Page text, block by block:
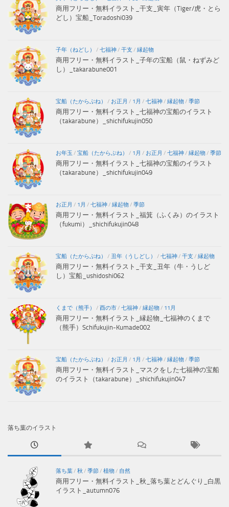
商用フリー・無料イラスト_干支_寅年（Tiger/虎・とら
どし）宝船_Toradoshi039
子年（ねどし） / 七福神 / 干支 / 縁起物
商用フリー・無料イラスト_子年の宝船（鼠・ねずみど
し）_takarabune001
宝船（たからぶね） / お正月 / 1月 / 七福神 / 縁起物 / 季節
商用フリー・無料イラスト_七福神の宝船のイラスト
（takarabune）_shichifukujin050
お年玉 / 宝船（たからぶね） / 1月 / お正月 / 七福神 / 縁起物 / 季節
商用フリー・無料イラスト_七福神の宝船のイラスト
（takarabune）_shichifukujin049
お正月 / 1月 / 七福神 / 縁起物 / 季節
商用フリー・無料イラスト_福箕（ふくみ）のイラスト
（fukumi）_shichifukujin048
宝船（たからぶね） / 丑年（うしどし） / 七福神 / 干支 / 縁起物
商用フリー・無料イラスト_干支_丑年（牛・うしど
し）宝船_ushidoshi062
くまで（熊手） / 酉の市 / 七福神 / 縁起物 / 11月
商用フリー・無料イラスト_縁起物_七福神のくまで
（熊手）Schifukujin-Kumade002
宝船（たからぶね） / お正月 / 1月 / 七福神 / 縁起物 / 季節
商用フリー・無料イラスト_マスクをした七福神の宝船
のイラスト（takarabune）_shichifukujin047
落ち葉のイラスト
落ち葉 / 秋 / 季節 / 植物 / 自然
商用フリー・無料イラスト_秋_落ち葉とどんぐり_白黒
イラスト_autumn076